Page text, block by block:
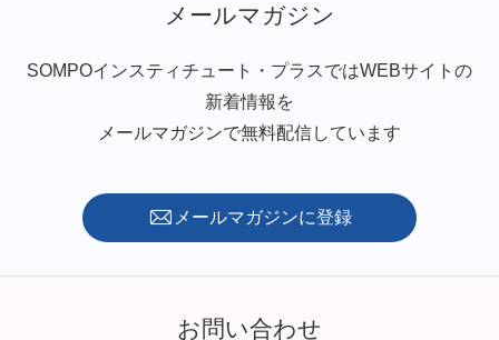
メールマガジン
SOMPOインスティチュート・プラスではWEBサイトの
新着情報を
メールマガジンで無料配信しています
メールマガジンに登録
お問い合わせ